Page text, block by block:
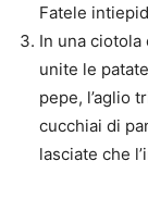
Fatele
In una
unite le
pepe, l’aglio
cucchiai di
lasciate che